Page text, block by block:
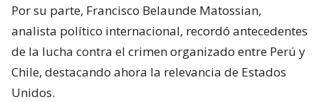
Por su parte, Francisco Belaunde Matossian,
analista político internacional, recordó antecedentes
de la lucha contra el crimen organizado entre Perú y
Chile, destacando ahora la relevancia de Estados
Unidos.